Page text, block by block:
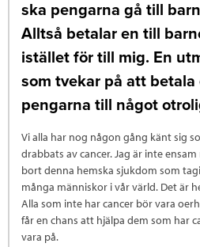
ska pengarna gå till
Alltså betalar en till
istället för till mig. En
som tvekar på att
pengarna till något
Vi alla har nog någon gång känt sig
drabbats av cancer. Jag är inte
bort denna hemska sjukdom som
många människor i vår värld. Det är
Alla som inte har cancer bör vara
får en chans att hjälpa dem som har
vara på.